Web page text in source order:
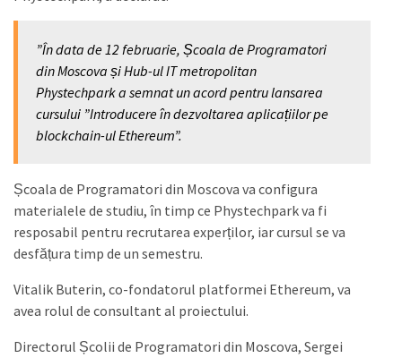
”În data de 12 februarie, Școala de Programatori
din Moscova și Hub-ul IT metropolitan
Phystechpark a semnat un acord pentru lansarea
cursului ”Introducere în dezvoltarea aplicațiilor pe
blockchain-ul Ethereum”.
Școala de Programatori din Moscova va configura
materialele de studiu, în timp ce Phystechpark va fi
resposabil pentru recrutarea experților, iar cursul se va
desfățura timp de un semestru.
Vitalik Buterin, co-fondatorul platformei Ethereum, va
avea rolul de consultant al proiectului.
Directorul Școlii de Programatori din Moscova, Sergei